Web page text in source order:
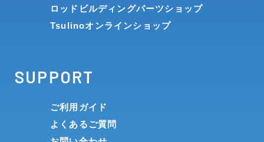
ロッドビルディングパーツショップ
Tsulinoオンラインショップ
SUPPORT
ご利用ガイド
よくあるご質問